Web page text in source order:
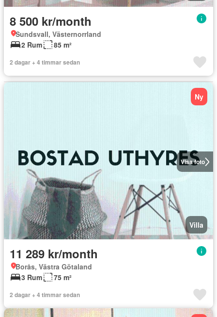
8 500 kr/month
Sundsvall, Västernorrland
2 Rum
85 m²
2 dagar + 4 timmar sedan
Visa foto
Ny
Villa
11 289 kr/month
Borås, Västra Götaland
3 Rum
75 m²
2 dagar + 4 timmar sedan